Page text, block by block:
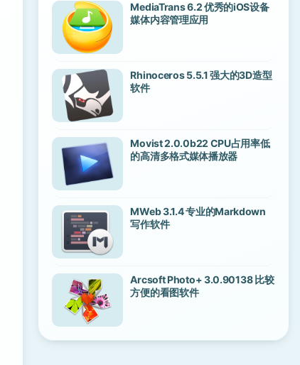
MediaTrans 6.2 优秀的iOS设备
媒体内容管理应用
Rhinoceros 5.5.1 强大的3D造型
软件
Movist 2.0.0b22 CPU占用率低
的高清多格式媒体播放器
MWeb 3.1.4 专业的Markdown
写作软件
Arcsoft Photo+ 3.0.90138 比较
方便的看图软件